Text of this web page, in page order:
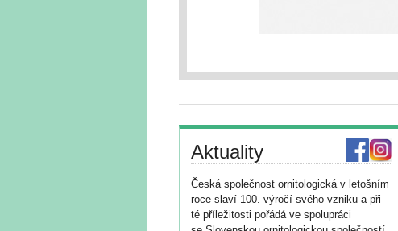
Aktuality
Česká společnost ornitologická v letošním
roce slaví 100. výročí svého vzniku a při
té příležitosti pořádá ve spolupráci